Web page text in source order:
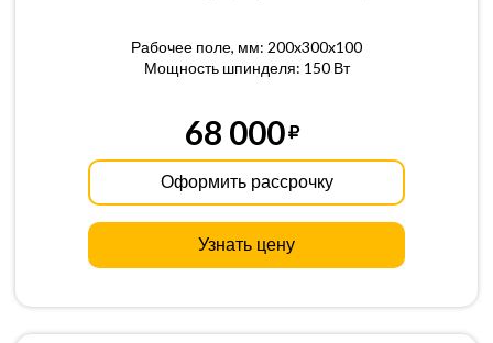
Рабочее поле, мм: 200x300x100
Мощность шпинделя: 150 Вт
68 000
Оформить рассрочку
Узнать цену